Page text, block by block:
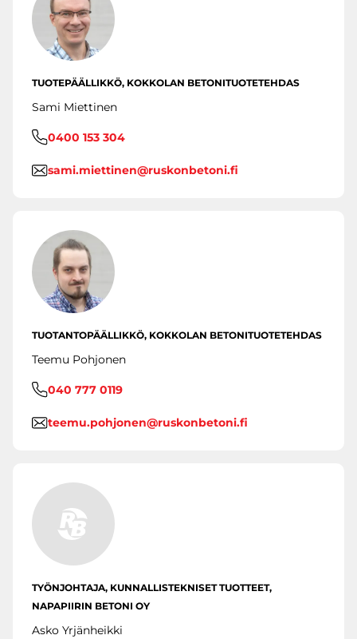
TUOTEPÄÄLLIKKÖ, KOKKOLAN BETONITUOTETEHDAS
Sami Miettinen
0400 153 304
sami.miettinen@ruskonbetoni.fi
TUOTANTOPÄÄLLIKKÖ, KOKKOLAN BETONITUOTETEHDAS
Teemu Pohjonen
040 777 0119
teemu.pohjonen@ruskonbetoni.fi
TYÖNJOHTAJA, KUNNALLISTEKNISET TUOTTEET,
NAPAPIIRIN BETONI OY
Asko Yrjänheikki